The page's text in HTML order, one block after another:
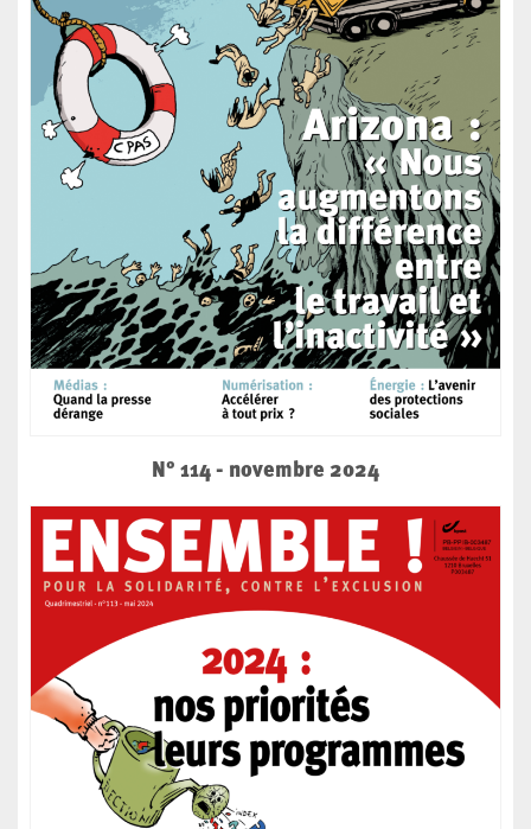
N° 114 - novembre 2024